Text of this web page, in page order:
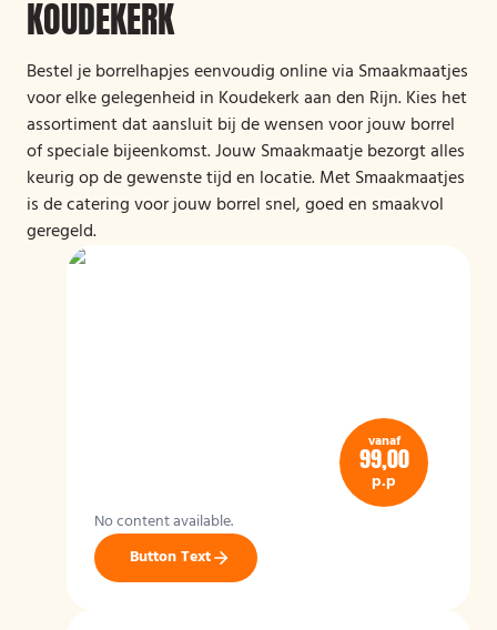
KOUDEKERK
Bestel je borrelhapjes eenvoudig online via Smaakmaatjes
voor elke gelegenheid in Koudekerk aan den Rijn. Kies het
assortiment dat aansluit bij de wensen voor jouw borrel
of speciale bijeenkomst. Jouw Smaakmaatje bezorgt alles
keurig op de gewenste tijd en locatie. Met Smaakmaatjes
is de catering voor jouw borrel snel, goed en smaakvol
geregeld.
vanaf
99,00
p.p
No content available.
Button Text